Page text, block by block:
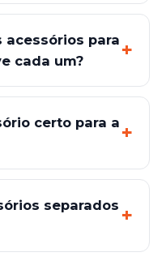
acessórios para
cada um?
certo para a
separados